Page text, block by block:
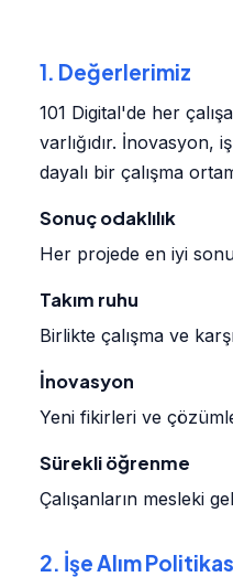
1. Değerlerimiz
101 Digital'de her
varlığıdır. İnovasyon,
dayalı bir çalışma
Sonuç odaklılık
Her projede en iyi
Takım ruhu
Birlikte çalışma ve
İnovasyon
Yeni fikirleri ve
Sürekli öğrenme
Çalışanların mesleki
2. İşe Alım